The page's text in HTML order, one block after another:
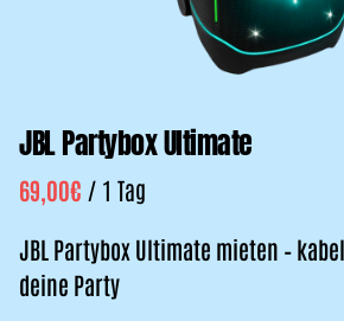
JBL Partybox Ultimate
/
JBL Partybox Ultimate mieten –
deine Party